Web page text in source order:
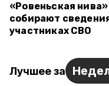
«Ровеньская
собирают
участниках СВО
Лучшее за